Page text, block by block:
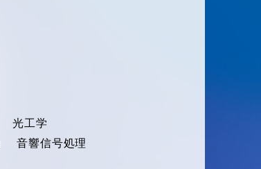
光工学
音響信号処理